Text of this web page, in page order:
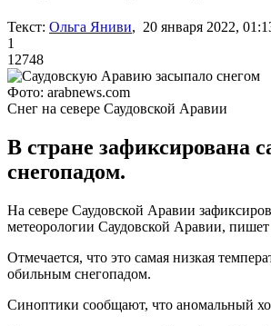
Текст: Ольга Яниви, 20 января 2022,
1
12748
Фото: arabnews.com
Снег на севере Саудовской Аравии
В стране зафиксирована
снегопадом.
На севере Саудовской Аравии
метеорологии Саудовской Аравии, пишет
Отмечается, что это самая низкая
обильным снегопадом.
Синоптики сообщают, что аномальный